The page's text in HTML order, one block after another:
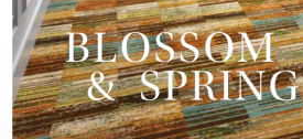
BLOSSOM
  &  SPRING